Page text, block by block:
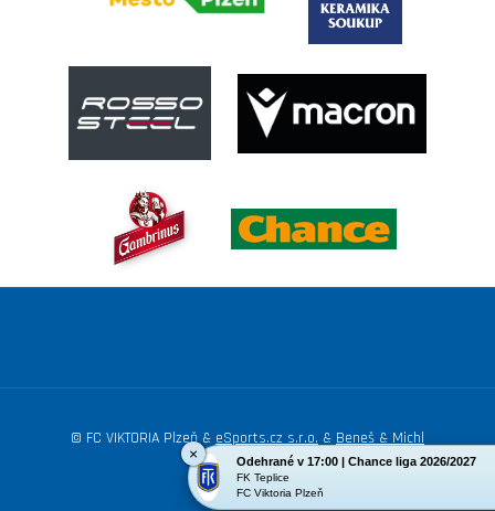
© FC VIKTORIA Plzeň & eSports.cz s.r.o. & Beneš & Michl
Nastavení cookies
× Odehrané v 17:00 | Chance liga 2026/2027
FK Teplice
FC Viktoria Plzeň